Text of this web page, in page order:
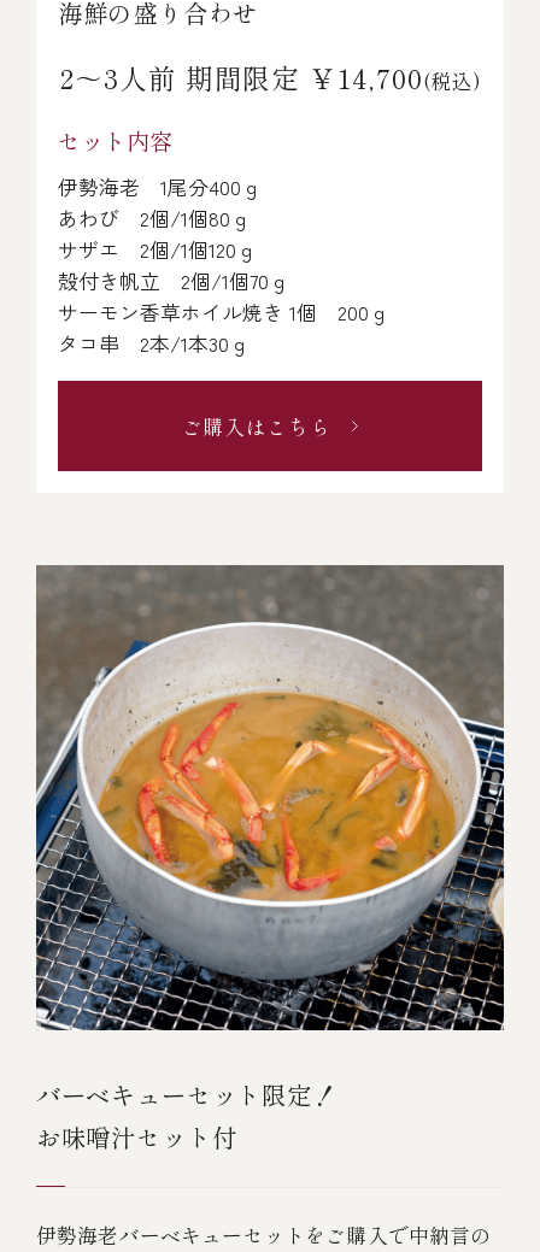
海鮮の盛り合わせ
2～3人前 期間限定 ￥14,700(税込)
セット内容
伊勢海老 1尾分400ｇ
あわび 2個/1個80ｇ
サザエ 2個/1個120ｇ
殻付き帆立 2個/1個70ｇ
サーモン香草ホイル焼き 1個 200ｇ
タコ串 2本/1本30ｇ
ご購入はこちら
バーベキューセット限定！
お味噌汁セット付
伊勢海老バーベキューセットをご購入で中納言の